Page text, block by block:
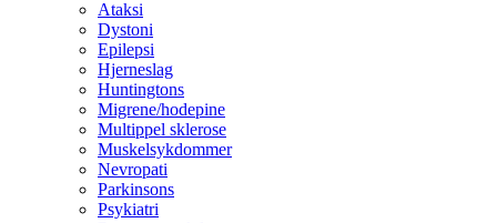
Ataksi
Dystoni
Epilepsi
Hjerneslag
Huntingtons
Migrene/hodepine
Multippel sklerose
Muskelsykdommer
Nevropati
Parkinsons
Psykiatri